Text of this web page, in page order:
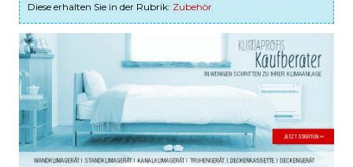
Diese erhalten Sie in der Rubrik: Zubehör